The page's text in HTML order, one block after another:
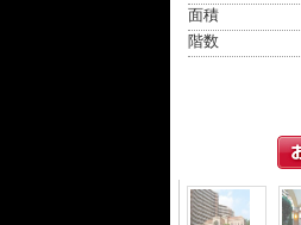
面積
階数